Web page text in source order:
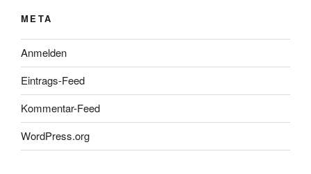
META
Anmelden
Eintrags-Feed
Kommentar-Feed
WordPress.org